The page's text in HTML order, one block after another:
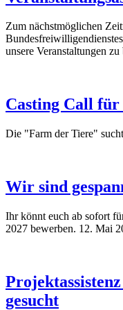
Zum nächstmöglichen
unsere Veranstaltungen zu
Casting Call für
Die "Farm der Tiere"
Wir sind
Ihr könnt euch ab sofort
2027 bewerben. 12. Mai
gesucht